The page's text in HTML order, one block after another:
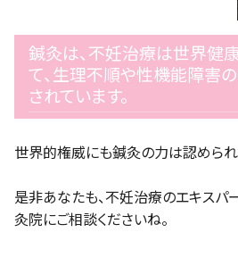
鍼灸は、不妊治療は世界健康
て、生理不順や性機能障害
されています。
世界的権威にも鍼灸の力は認められ
是非あなたも、不妊治療のエキスパ
灸院にご相談くださいね。